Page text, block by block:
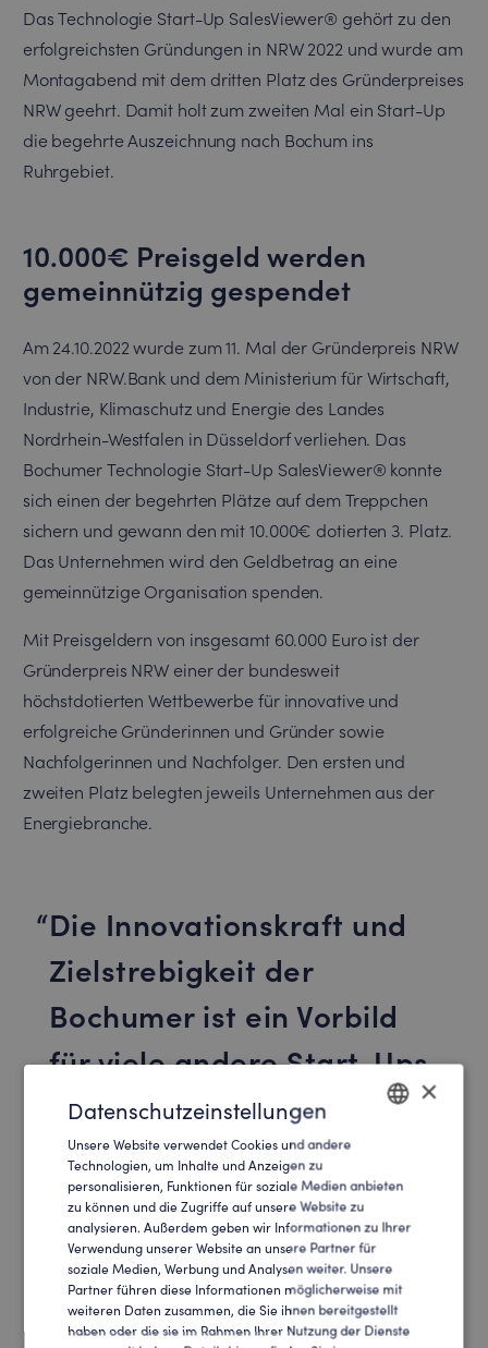
Das Technologie Start-Up SalesViewer® gehört zu den
erfolgreichsten Gründungen in NRW 2022 und wurde am
Montagabend mit dem dritten Platz des Gründerpreises
NRW geehrt. Damit holt zum zweiten Mal ein Start-Up
die begehrte Auszeichnung nach Bochum ins
Ruhrgebiet.
10.000€ Preisgeld werden
gemeinnützig gespendet
Am 24.10.2022 wurde zum 11. Mal der Gründerpreis NRW
von der NRW.Bank und dem Ministerium für Wirtschaft,
Industrie, Klimaschutz und Energie des Landes
Nordrhein-Westfalen in Düsseldorf verliehen. Das
Bochumer Technologie Start-Up SalesViewer® konnte
sich einen der begehrten Plätze auf dem Treppchen
sichern und gewann den mit 10.000€ dotierten 3. Platz.
Das Unternehmen wird den Geldbetrag an eine
gemeinnützige Organisation spenden.
Mit Preisgeldern von insgesamt 60.000 Euro ist der
Gründerpreis NRW einer der bundesweit
höchstdotierten Wettbewerbe für innovative und
erfolgreiche Gründerinnen und Gründer sowie
Nachfolgerinnen und Nachfolger. Den ersten und
zweiten Platz belegten jeweils Unternehmen aus der
Energiebranche.
Die Innovationskraft und
Zielstrebigkeit der
Bochumer ist ein Vorbild
für viele andere Start-Ups
in Nordrhein-Westfalen.
Mona Neubaur
Ministerin für Wirtschaft, Industrie, Klimaschutz und Energie des Landes
Mit internationalen Kunden wie Statista, Stepstone, der
GERMAN
×
Datenschutzeinstellungen
Unsere Website verwendet Cookies und andere
Technologien, um Inhalte und Anzeigen zu
personalisieren, Funktionen für soziale Medien anbieten
zu können und die Zugriffe auf unsere Website zu
analysieren. Außerdem geben wir Informationen zu Ihrer
Verwendung unserer Website an unsere Partner für
soziale Medien, Werbung und Analysen weiter. Unsere
Partner führen diese Informationen möglicherweise mit
weiteren Daten zusammen, die Sie ihnen bereitgestellt
haben oder die sie im Rahmen Ihrer Nutzung der Dienste